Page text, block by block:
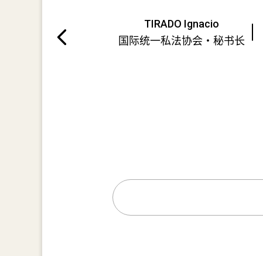
TIRADO Ignacio
国际统一私法协会・秘书长